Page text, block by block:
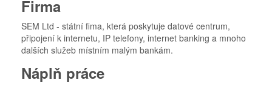
Firma
SEM Ltd - státní fima, která poskytuje datové centrum,
připojení k internetu, IP telefony, internet banking a mnoho
dalších služeb místním malým bankám.
Náplň práce